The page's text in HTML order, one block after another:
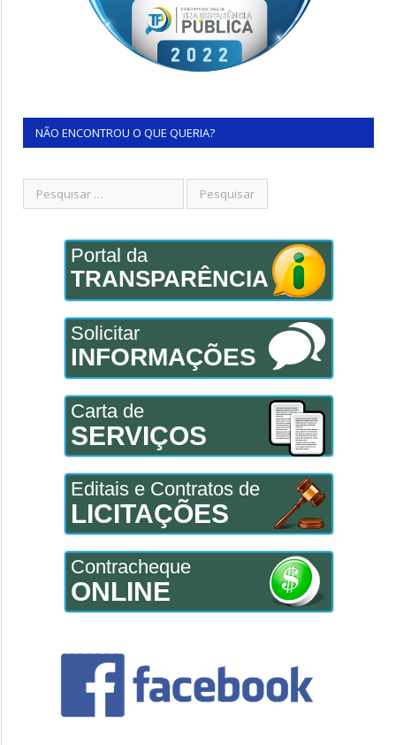
NÃO ENCONTROU O QUE QUERIA?
Portal da
TRANSPARÊNCIA
Solicitar
INFORMAÇÕES
Carta de
SERVIÇOS
Editais e Contratos de
LICITAÇÕES
Contracheque
ONLINE